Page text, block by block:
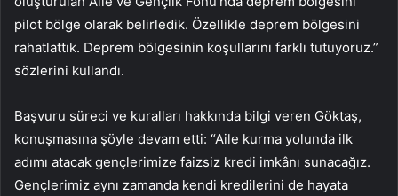
pilot bölge olarak belirledik. Özellikle deprem bölgesini
rahatlattık. Deprem bölgesinin koşullarını farklı tutuyoruz.”
sözlerini kullandı.
Başvuru süreci ve kuralları hakkında bilgi veren Göktaş,
konuşmasına şöyle devam etti: “Aile kurma yolunda ilk
adımı atacak gençlerimize faizsiz kredi imkânı sunacağız.
Gençlerimiz aynı zamanda kendi kredilerini de hayata